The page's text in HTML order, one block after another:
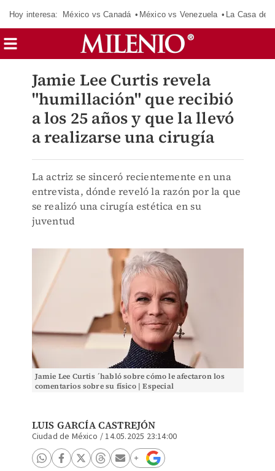
Hoy interesa: México vs Canadá México vs Venezuela La Casa de
Jamie Lee Curtis revela
"humillación" que recibió
a los 25 años y que la llevó
a realizarse una cirugía
La actriz se sinceró recientemente en una
entrevista, dónde reveló la razón por la que
se realizó una cirugía estética en su
juventud
Jamie Lee Curtis ´habló sobre cómo le afectaron los
comentarios sobre su físico | Especial
LUIS GARCÍA CASTREJÓN
Ciudad de México /14.05.2025 23:14:00